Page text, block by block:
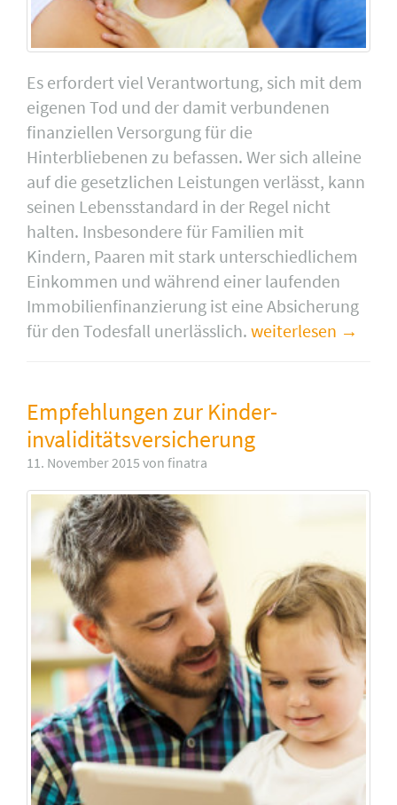
Es erfordert viel Verantwortung, sich mit dem
eigenen Tod und der damit verbundenen
finanziellen Versorgung für die
Hinterbliebenen zu befassen. Wer sich alleine
auf die gesetzlichen Leistungen verlässt, kann
seinen Lebensstandard in der Regel nicht
halten. Insbesondere für Familien mit
Kindern, Paaren mit stark unterschiedlichem
Einkommen und während einer laufenden
Immobilienfinanzierung ist eine Absicherung
für den Todesfall unerlässlich. weiterlesen
Empfehlungen zur Kinder­
invaliditäts­versicherung
11. November 2015 von finatra